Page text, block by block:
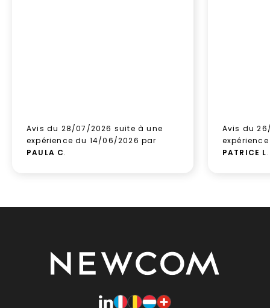
Avis du 28/07/2026 suite à une
expérience du 14/06/2026 par
PAULA C.
Avis du
PATRICE L.